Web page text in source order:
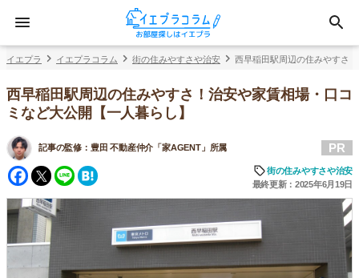
イエプラ イエプラコラム 街の住みやすさや治安 西早稲田駅周辺の住みやすさ
西早稲田駅周辺の住みやすさ！治安や家賃相場・口コ
ミなど大公開【一人暮らし】
記事の監修： 豊田 不動産仲介「家AGENT」所属
Facebook
Twitter
Line
PR
街の住みやすさや治安
最終更新：2025年6月19日